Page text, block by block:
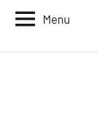
Menu